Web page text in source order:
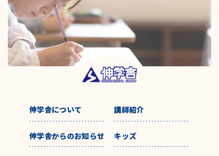
伸学舎について 講師紹介
伸学舎からのお知らせ キッズ